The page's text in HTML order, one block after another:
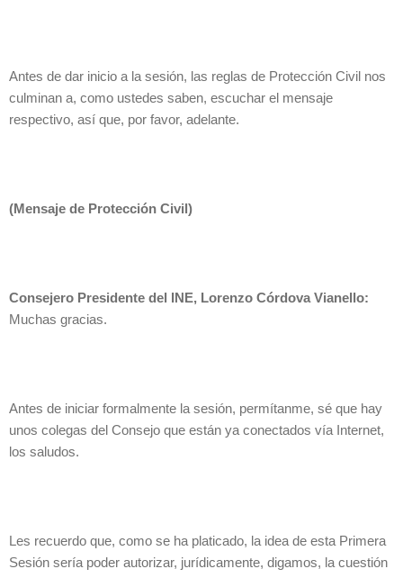
Antes de dar inicio a la sesión, las reglas de Protección Civil nos
culminan a, como ustedes saben, escuchar el mensaje
respectivo, así que, por favor, adelante.
(Mensaje de Protección Civil)
Consejero Presidente del INE, Lorenzo Córdova Vianello:
Muchas gracias.
Antes de iniciar formalmente la sesión, permítanme, sé que hay
unos colegas del Consejo que están ya conectados vía Internet,
los saludos.
Les recuerdo que, como se ha platicado, la idea de esta Primera
Sesión sería poder autorizar, jurídicamente, digamos, la cuestión